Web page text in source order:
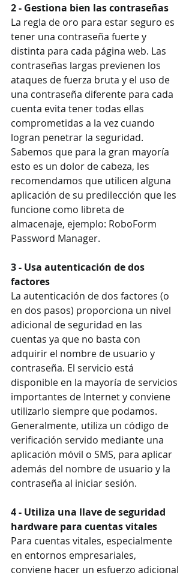
2 - Gestiona bien las contraseñas
La regla de oro para estar seguro es
tener una contraseña fuerte y
distinta para cada página web. Las
contraseñas largas previenen los
ataques de fuerza bruta y el uso de
una contraseña diferente para cada
cuenta evita tener todas ellas
comprometidas a la vez cuando
logran penetrar la seguridad.
Sabemos que para la gran mayoría
esto es un dolor de cabeza, les
recomendamos que utilicen alguna
aplicación de su predilección que les
funcione como libreta de
almacenaje, ejemplo: RoboForm
Password Manager.
3 - Usa autenticación de dos
factores
La autenticación de dos factores (o
en dos pasos) proporciona un nivel
adicional de seguridad en las
cuentas ya que no basta con
adquirir el nombre de usuario y
contraseña. El servicio está
disponible en la mayoría de servicios
importantes de Internet y conviene
utilizarlo siempre que podamos.
Generalmente, utiliza un código de
verificación servido mediante una
aplicación móvil o SMS, para aplicar
además del nombre de usuario y la
contraseña al iniciar sesión.
4 - Utiliza una llave de seguridad
hardware para cuentas vitales
Para cuentas vitales, especialmente
en entornos empresariales,
conviene hacer un esfuerzo adicional